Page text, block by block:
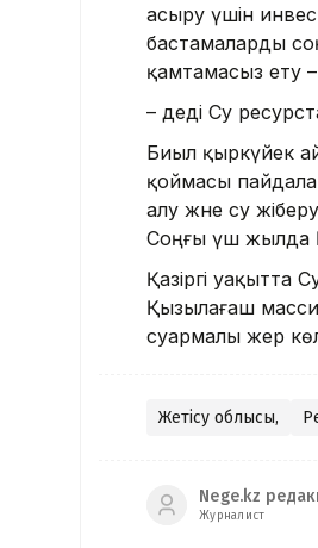
асыру үшін
бастамаларды
қамтамасыз ету –
– деді Су
Биыл қыркүйек
қоймасы
алу және су
Соңғы үш жылда
Қазіргі уақытта
Қызылағаш
суармалы жер
Жетісу облысы,
Nege.kz
Журналист